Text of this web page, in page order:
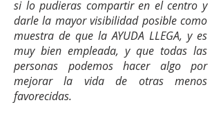
si lo pudieras compartir en el centro y
darle la mayor visibilidad posible como
muestra de que la AYUDA LLEGA, y es
muy bien empleada, y que todas las
personas podemos hacer algo por
mejorar la vida de otras menos
favorecidas.